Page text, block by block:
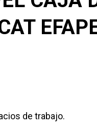
de trabajo.